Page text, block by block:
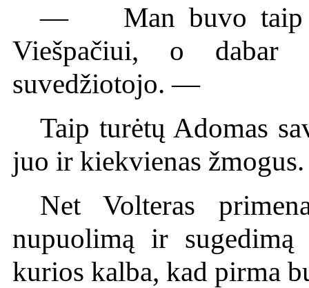
— Man buvo taip
Viešpačiui, o dabar
suvedžiotojo. —
Taip turėtų Adomas
juo ir kiekvienas žmogus.
Net Volteras
nupuolimą ir sugedimą
kurios kalba, kad pirma